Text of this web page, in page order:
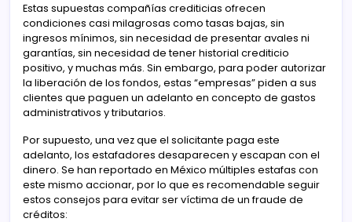
Estas supuestas compañías crediticias ofrecen
condiciones casi milagrosas como tasas bajas, sin
ingresos mínimos, sin necesidad de presentar avales ni
garantías, sin necesidad de tener historial crediticio
positivo, y muchas más. Sin embargo, para poder autorizar
la liberación de los fondos, estas “empresas” piden a sus
clientes que paguen un adelanto en concepto de gastos
administrativos y tributarios.
Por supuesto, una vez que el solicitante paga este
adelanto, los estafadores desaparecen y escapan con el
dinero. Se han reportado en México múltiples estafas con
este mismo accionar, por lo que es recomendable seguir
estos consejos para evitar ser víctima de un fraude de
créditos: